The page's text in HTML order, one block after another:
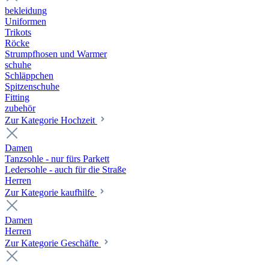
bekleidung
Uniformen
Trikots
Röcke
Strumpfhosen und Warmer
schuhe
Schläppchen
Spitzenschuhe
Fitting
zubehör
Zur Kategorie Hochzeit
Damen
Tanzsohle - nur fürs Parkett
Ledersohle - auch für die Straße
Herren
Zur Kategorie kaufhilfe
Damen
Herren
Zur Kategorie Geschäfte